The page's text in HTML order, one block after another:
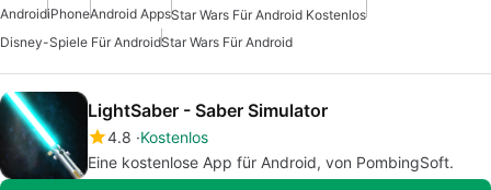
AndroidiPhoneAndroid AppsStar Wars Für Android Kostenlos
Disney-Spiele Für AndroidStar Wars Für Android
LightSaber - Saber Simulator
4.8 Kostenlos
Eine kostenlose App für Android, von PombingSoft.